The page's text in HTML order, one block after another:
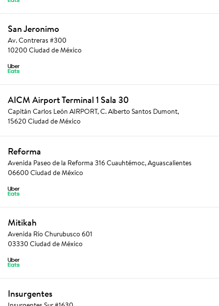
San Jeronimo
Av. Contreras #300
10200 Ciudad de México
AICM Airport Terminal 1 Sala 30
Capitán Carlos León AIRPORT, C. Alberto Santos Dumont,
15620 Ciudad de México
Reforma
Avenida Paseo de la Reforma 316 Cuauhtémoc, Aguascalientes
06600 Ciudad de México
Mitikah
Avenida Río Churubusco 601
03330 Ciudad de México
Insurgentes